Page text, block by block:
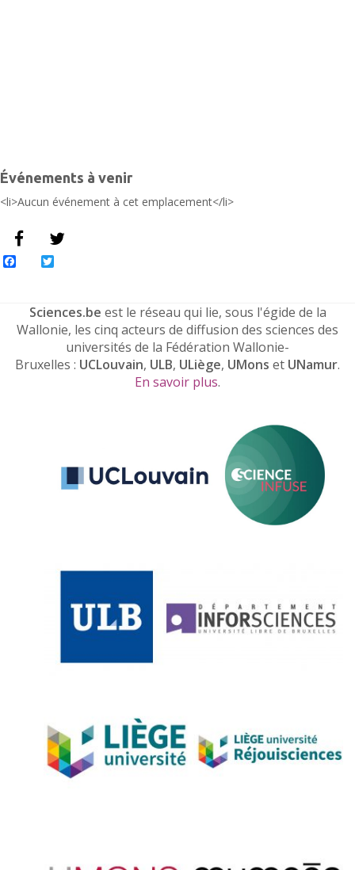
Événements à venir
<li>Aucun événement à cet emplacement</li>
Facebook
Sciences.be est le réseau qui lie, sous l'égide de la
Wallonie, les cinq acteurs de diffusion des sciences des
universités de la Fédération Wallonie-
Bruxelles : UCLouvain, ULB, ULiège, UMons et UNamur.
En savoir plus.